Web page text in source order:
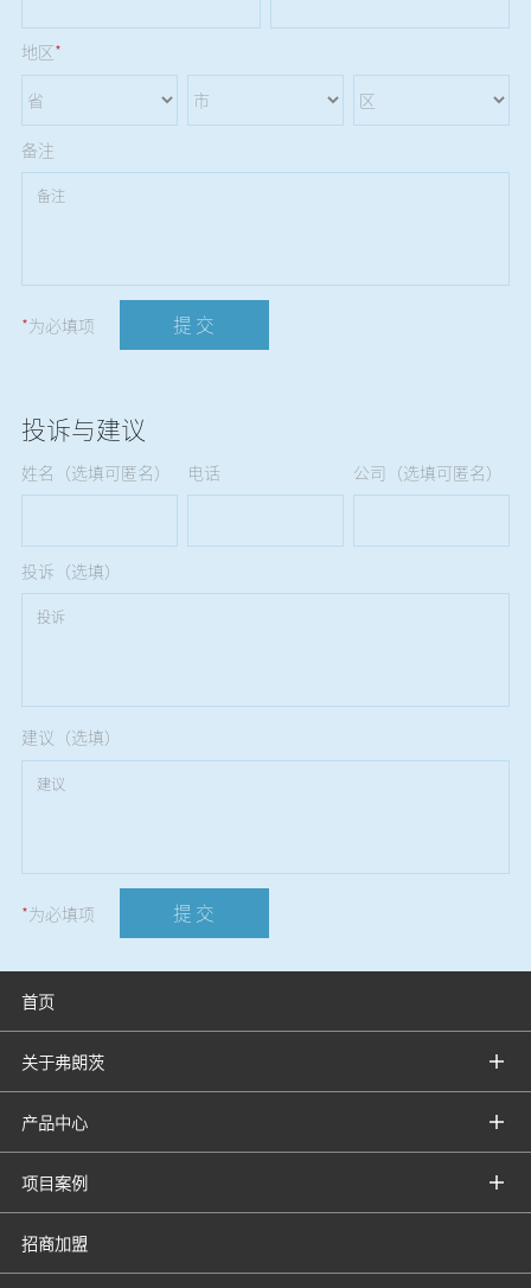
地区*
备注
*为必填项 提 交
投诉与建议
姓名（选填可匿名） 电话 公司（选填可匿名）
投诉（选填）
建议（选填）
*为必填项 提 交
首页
关于弗朗茨
产品中心
项目案例
招商加盟